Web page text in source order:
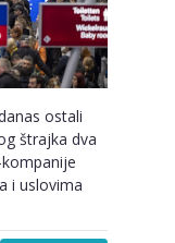
ostali
štrajka dva
i uslovima